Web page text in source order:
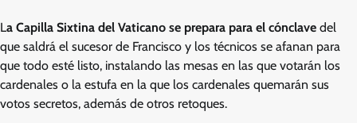
La Capilla Sixtina del Vaticano se prepara para el cónclave del
que saldrá el sucesor de Francisco y los técnicos se afanan para
que todo esté listo, instalando las mesas en las que votarán los
cardenales o la estufa en la que los cardenales quemarán sus
votos secretos, además de otros retoques.